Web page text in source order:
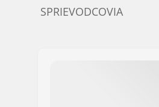
SPRIEVODCOVIA